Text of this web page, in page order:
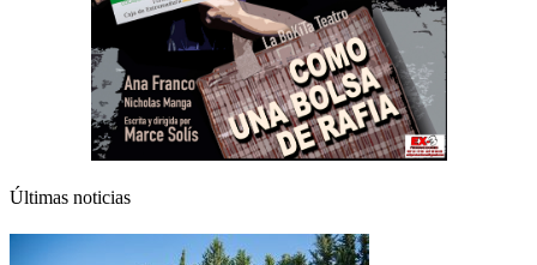
Últimas noticias